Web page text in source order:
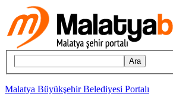
Ara
Malatya Büyükşehir Belediyesi Portalı